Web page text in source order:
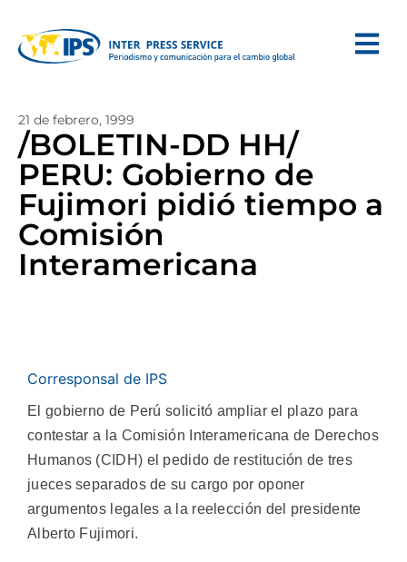
21 de febrero, 1999
/BOLETIN-DD HH/
PERU: Gobierno de
Fujimori pidió tiempo a
Comisión
Interamericana
Corresponsal de IPS
El gobierno de Perú solicitó ampliar el plazo para
contestar a la Comisión Interamericana de Derechos
Humanos (CIDH) el pedido de restitución de tres
jueces separados de su cargo por oponer
argumentos legales a la reelección del presidente
Alberto Fujimori.